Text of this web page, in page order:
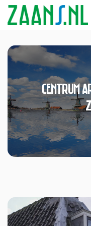
centrum